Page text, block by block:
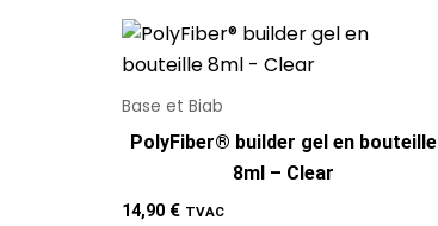
Base et Biab
PolyFiber® builder gel en bouteille
8ml – Clear
14,90 € TVAC